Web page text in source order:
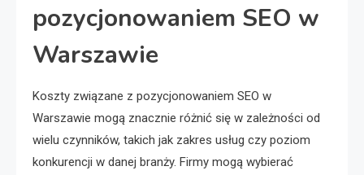
pozycjonowaniem SEO w
Warszawie
Koszty związane z pozycjonowaniem SEO w
Warszawie mogą znacznie różnić się w zależności od
wielu czynników, takich jak zakres usług czy poziom
konkurencji w danej branży. Firmy mogą wybierać